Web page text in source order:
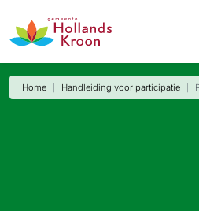
Home Handleiding voor participatie